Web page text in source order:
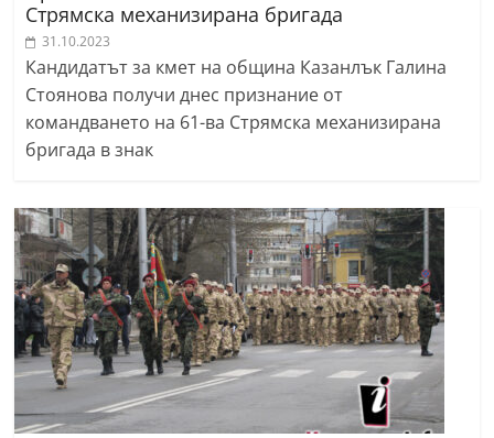
Стрямска механизирана бригада
31.10.2023
Кандидатът за кмет на община Казанлък Галина
Стоянова получи днес признание от
командването на 61-ва Стрямска механизирана
бригада в знак